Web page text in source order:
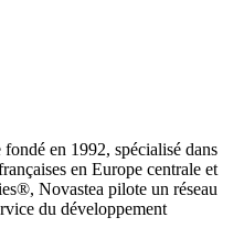
en 1992, spécialisé dans
en Europe centrale et
Novastea pilote un réseau
du développement